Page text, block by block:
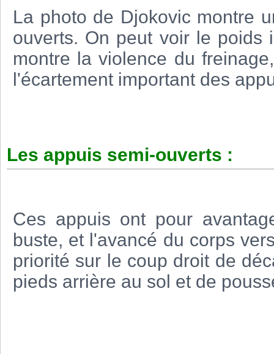
La photo de Djokovic montre
ouverts. On peut voir le poids
montre la violence du
l'écartement important des
Les appuis semi-ouverts :
Ces appuis ont pour
buste, et l'avancé du corps
priorité sur le coup droit de
pieds arrière au sol et de